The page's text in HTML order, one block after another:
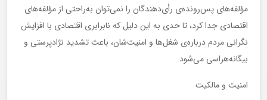
مؤلفه‌های پس‌رونده‌ی رأی‌دهندگان را نمی‌توان به‌راحتی از مؤلفه‌های
اقتصادی جدا کرد، تا حدی به این دلیل که نابرابری اقتصادی با افزایش
نگرانی‌ مردم درباره‌ی شغل‌ها و امنیت‌شان، باعث تشدید نژادپرستی و
بیگانه‌هراسی می‌شود.
امنیت و مالکیت